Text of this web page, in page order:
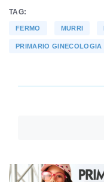
TAG:
FERMO MURRI
PRIMARIO GINECOLOGIA